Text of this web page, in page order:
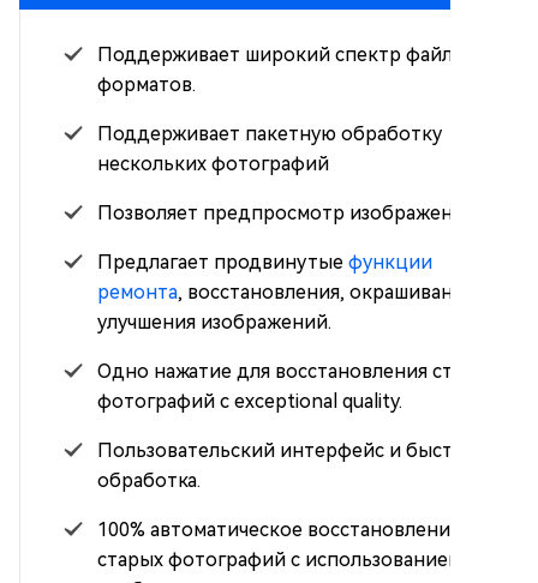
Поддерживает широкий спектр файловых
форматов.
Поддерживает пакетную обработку
нескольких фотографий
Позволяет предпросмотр изображений.
Предлагает продвинутые функции
ремонта, восстановления, окрашивания и
улучшения изображений.
Одно нажатие для восстановления старых
фотографий с exceptional quality.
Пользовательский интерфейс и быстрое
обработка.
100% автоматическое восстановление
старых фотографий с использованием AI, не